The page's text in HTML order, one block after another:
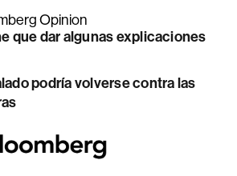
Opinion
que dar algunas explicaciones
podría volverse contra las